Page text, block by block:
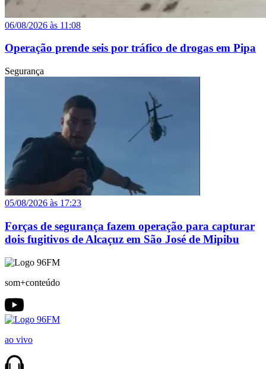
06/08/2026 às 11:08
Operação prende seis por tráfico de drogas em Pipa
Segurança
05/08/2026 às 17:23
Forças de segurança fazem operação para capturar
dois fugitivos de Alcaçuz em São José de Mipibu
som+conteúdo
ao vivo